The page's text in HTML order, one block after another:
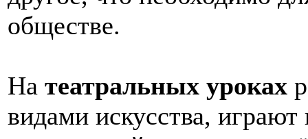
обществе.
На театральных уроках
видами искусства,